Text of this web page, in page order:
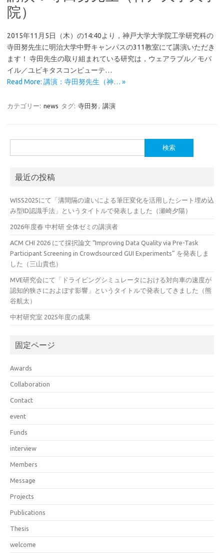
院）
2015年11月5日（木）の14:40より，神戸大学大学院工学研究科の
寺田努先生に明治大学中野キャンパスの311教室にて講演いただき
ます！ 寺田先生の取り組まれている研究は，ウェアラブル／モバ
イル／ユビキタスコンピューテ…
Read More: 講演：寺田努先生（神… »
カテゴリー: news タグ: 寺田努 , 講演
索:
最近の投稿
WISS2025にて「溝間隔の違いによる筆圧変化を活用したシート埋め込
み型ID認識手法」というタイトルで発表しました（瀬崎夕陽）
2026年度春 中村研 全体ゼミの講演者
ACM CHI 2026 にて採択論文 “Improving Data Quality via Pre-Task
Participant Screening in Crowdsourced GUI Experiments” を発表しま
した（三山貴也）
MVE研究会にて「ドライビングシミュレータにおける対向車の速度が
認知的狭さにおよぼす影響」というタイトルで発表してきました（熊
谷航太）
中村研究室 2025年度の成果
固定ページ
Awards
Collaboration
Contact
event
Funds
interview
Members
Message
Projects
Publications
Thesis
welcome